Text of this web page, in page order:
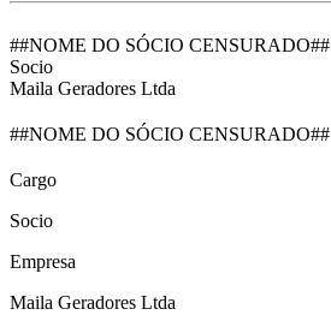
##NOME DO SÓCIO CENSURADO##
Socio
Maila Geradores Ltda
##NOME DO SÓCIO CENSURADO##
Cargo
Socio
Empresa
Maila Geradores Ltda